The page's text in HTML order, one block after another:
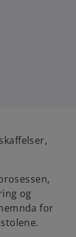
og
for